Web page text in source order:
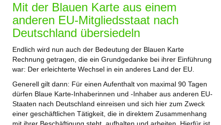
Mit der Blauen Karte aus einem
anderen EU-Mitgliedsstaat nach
Deutschland übersiedeln
Endlich wird nun auch der Bedeutung der Blauen Karte
Rechnung getragen, die ein Grundgedanke bei ihrer Einführung
war: Der erleichterte Wechsel in ein anderes Land der EU.
Generell gilt dann: Für einen Aufenthalt von maximal 90 Tagen
dürfen Blaue Karte-Inhaberinnen und -Inhaber aus anderen EU-
Staaten nach Deutschland einreisen und sich hier zum Zweck
einer geschäftlichen Tätigkeit, die in direktem Zusammenhang